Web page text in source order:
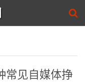
常见自媒体挣